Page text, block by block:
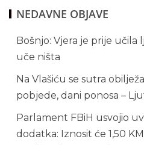
NEDAVNE OBJAVE
Bošnjo: Vjera je prije učila
uče ništa
Na Vlašiću se sutra
pobjede, dani ponosa –
Parlament FBiH usvojio
dodatka: Iznosit će 1,50